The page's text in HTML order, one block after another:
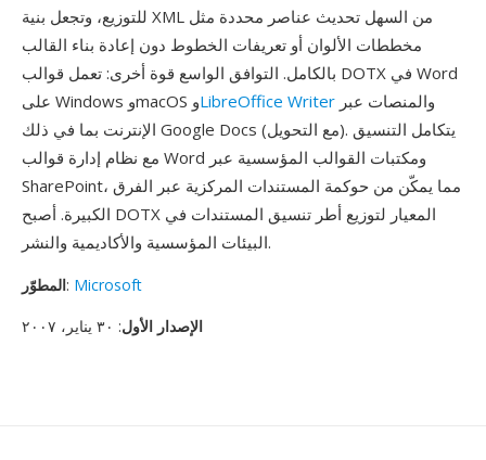
للتوزيع، وتجعل بنية XML من السهل تحديث عناصر محددة مثل
مخططات الألوان أو تعريفات الخطوط دون إعادة بناء القالب
بالكامل. التوافق الواسع قوة أخرى: تعمل قوالب DOTX في Word
على Windows وmacOS وLibreOffice Writer
الإنترنت بما في ذلك Google Docs (مع التحويل). يتكامل التنسيق
مع نظام إدارة قوالب Word ومكتبات القوالب المؤسسية عبر
SharePoint، مما يمكّن من حوكمة المستندات المركزية عبر الفرق
الكبيرة. أصبح DOTX المعيار لتوزيع أطر تنسيق المستندات في
البيئات المؤسسية والأكاديمية والنشر.
المطوّر: Microsoft
الإصدار الأول: ٣٠ يناير، ٢٠٠٧